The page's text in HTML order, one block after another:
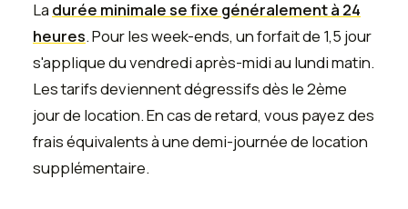
La durée minimale se fixe généralement à 24
heures. Pour les week-ends, un forfait de 1,5 jour
s'applique du vendredi après-midi au lundi matin.
Les tarifs deviennent dégressifs dès le 2ème
jour de location. En cas de retard, vous payez des
frais équivalents à une demi-journée de location
supplémentaire.